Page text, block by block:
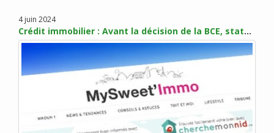
décembre 2017 (1)
novembre 2017 (5)
octobre 2017 (4)
septembre 2017 (6)
juin 2017 (4)
4 juin 2024
Crédit immobilier : Avant la décision de la BCE, statu quo sur les taux en juin